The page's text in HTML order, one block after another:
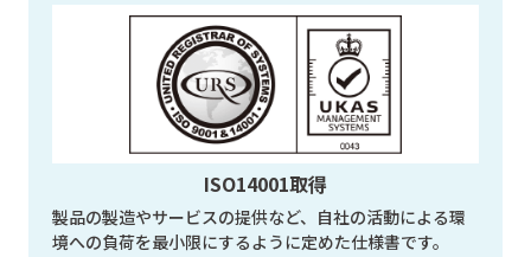
ISO14001取得
製品の製造やサービスの提供など、自社の活動による環
境への負荷を最小限にするように定めた仕様書です。